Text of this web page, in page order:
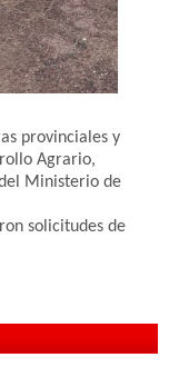
provinciales y
Agrario,
Ministerio de
solicitudes de